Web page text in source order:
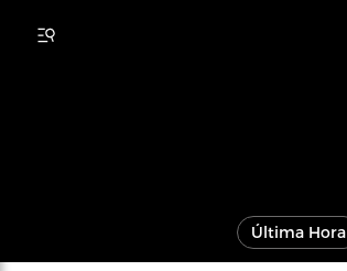
Última Hora